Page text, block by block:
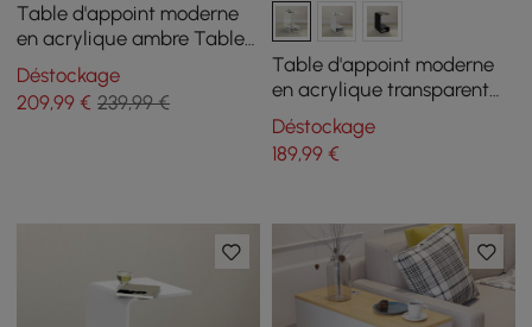
Table d'appoint moderne
en acrylique ambre Table
d'appoint ronde
transparente
Déstockage
209,99 € 239,99 €
Table d'appoint moderne
en acrylique transparent
avec table d'appoint en
forme de C de rangement
Déstockage
189,99€